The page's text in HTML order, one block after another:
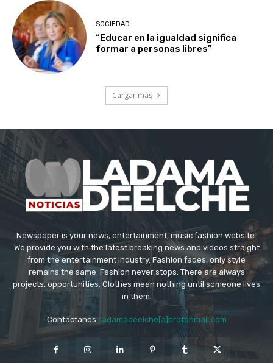
SOCIEDAD
“Educar en la igualdad significa
formar a personas libres”
Cargar más
Newspaper is your news, entertainment, music fashion website.
We provide you with the latest breaking news and videos straight
from the entertainment industry. Fashion fades, only style
remains the same. Fashion never stops. There are always
projects, opportunities. Clothes mean nothing until someone lives
in them.
Contáctanos: ladamadeelche[a]protonmail.com